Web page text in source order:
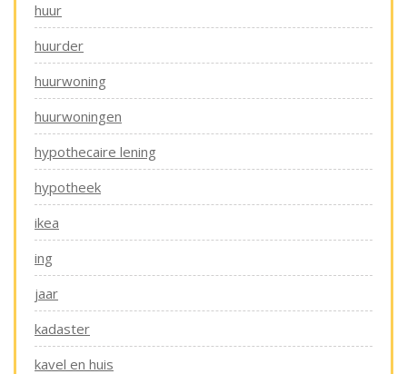
huur
huurder
huurwoning
huurwoningen
hypothecaire lening
hypotheek
ikea
ing
jaar
kadaster
kavel en huis